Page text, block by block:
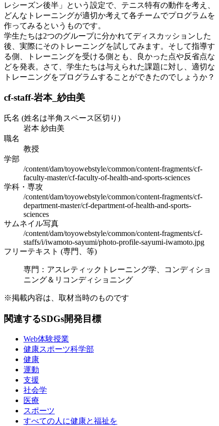
レシーズン後半」という設定で、テニス特有の動作を考え、
どんなトレーニングが適切か考えて各チームでプログラムを
作ってみるというものです。
学生たちは2つのグループに分かれてディスカッションした
後、実際にそのトレーニングを試してみます。そして指導す
る側、トレーニングを受ける側とも、良かった点や反省点な
どを発表。さて、学生たちは与えられた課題に対し、適切な
トレーニングをプログラムすることができたのでしょうか？
cf-staff-岩本_紗由美
氏名 (姓名は半角スペース区切り)
岩本 紗由美
職名
教授
学部
/content/dam/toyowebstyle/common/content-fragments/cf-
faculty-master/cf-faculty-of-health-and-sports-sciences
学科・専攻
/content/dam/toyowebstyle/common/content-fragments/cf-
department-master/cf-department-of-health-and-sports-
sciences
サムネイル写真
/content/dam/toyowebstyle/common/content-fragments/cf-
staffs/i/iwamoto-sayumi/photo-profile-sayumi-iwamoto.jpg
フリーテキスト (専門、等)
専門：アスレティックトレーニング学、コンディショ
ニング＆リコンディショニング
※掲載内容は、取材当時のものです
関連するSDGs開発目標
Web体験授業
健康スポーツ科学部
健康
運動
支援
社会学
医療
スポーツ
すべての人に健康と福祉を